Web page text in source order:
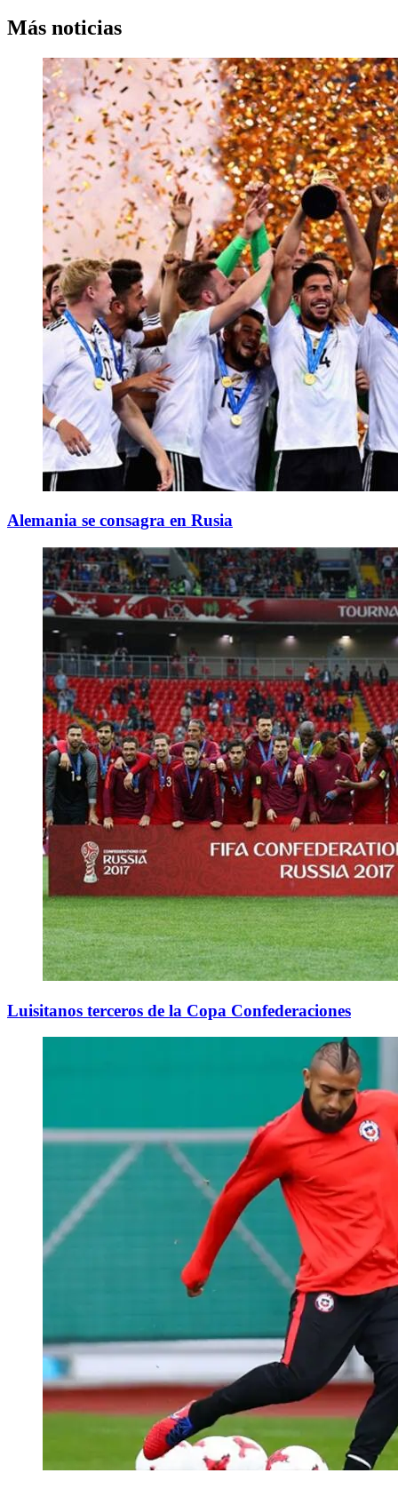
Más noticias
Alemania se consagra en Rusia
Luisitanos terceros de la Copa Confederaciones